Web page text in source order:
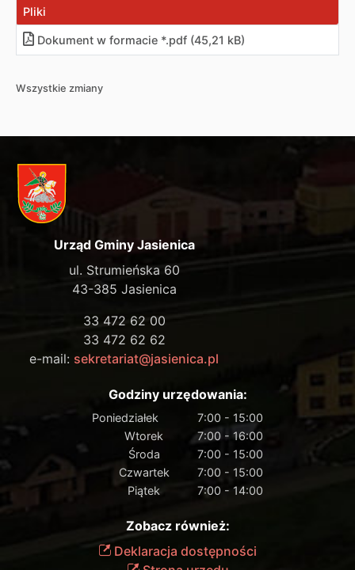
Pliki
Dokument w formacie *.pdf (45,21 kB)
Wszystkie zmiany
Urząd Gminy Jasienica
ul. Strumieńska 60
43-385 Jasienica
33 472 62 00
33 472 62 62
e-mail: sekretariat@jasienica.pl
Godziny urzędowania:
Poniedziałek
7:00 - 15:00
Wtorek
7:00 - 16:00
Środa
7:00 - 15:00
Czwartek
7:00 - 15:00
Piątek
7:00 - 14:00
Zobacz również:
Deklaracja dostępności